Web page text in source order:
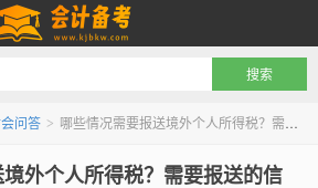
问答 > 哪些情况需要报送境外个人所得税？需要报送的信息具体是什么
外个人所得税？需要报送的信